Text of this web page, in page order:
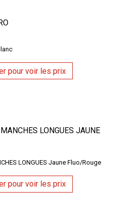
pour voir les prix
LONGUES JAUNE
LONGUES Jaune Fluo/Rouge
pour voir les prix